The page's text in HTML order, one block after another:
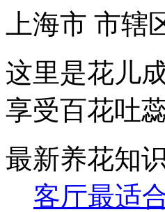
上海市 市辖
这里是花儿
享受百花吐
最新养花知识
客厅最适